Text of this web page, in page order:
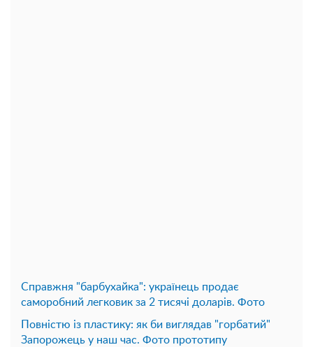
Справжня "барбухайка": українець продає
саморобний легковик за 2 тисячі доларів. Фото
Повністю із пластику: як би виглядав "горбатий"
Запорожець у наш час. Фото прототипу